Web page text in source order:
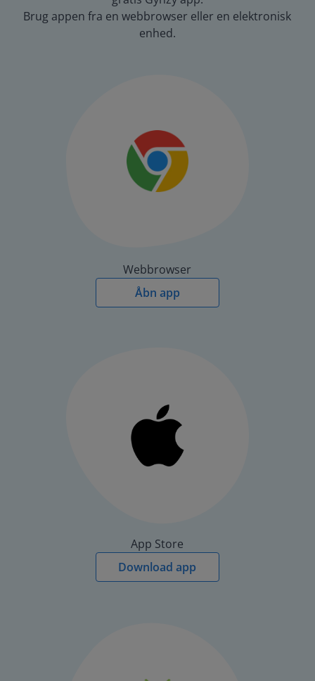
Brug appen fra en webbrowser eller en elektronisk
enhed.
Webbrowser
Åbn app
App Store
Download app